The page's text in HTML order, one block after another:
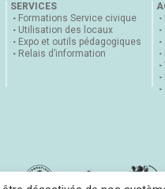
SERVICES
Formations Service civique
Utilisation des locaux
Expo et outils pédagogiques
Relais d’information